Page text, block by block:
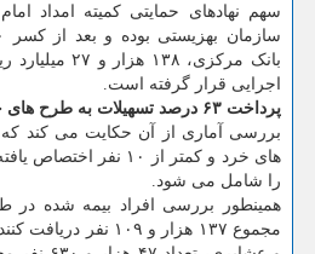
سهم نهادهای حمایتی کمیته امداد
بانک مرکزی، ۱۳۸
اجرایی قرار گرفته است.
پرداخت ۶۳ درصد تسهیلات به طرح های خرد
را شامل می شود.
همینطور بررسی افراد بیمه شده در
مجموع ۱۳۷ هزار و ۱۰۹